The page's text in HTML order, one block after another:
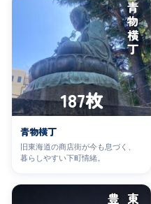
青物横丁
187枚
青物横丁
旧東海道の商店街が今も息づく、
暮らしやすい下町情緒。